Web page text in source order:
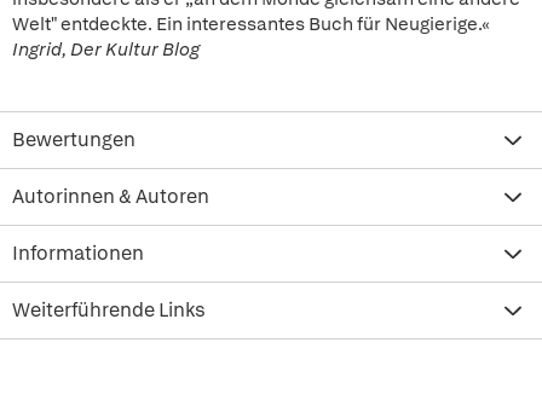
Welt" entdeckte. Ein interessantes Buch für Neugierige.«
Ingrid, Der Kultur Blog
Bewertungen
Autorinnen & Autoren
Informationen
Weiterführende Links